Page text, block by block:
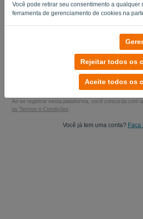
Você pode retirar seu consentimento a qualquer
ferramenta de gerenciamento de cookies na
Rejeitar todos os
Aceite todos os
Sim, eu posso postar minhas atualizações
Comece seu teste
Não é necessário cartão de crédito
Sem condições! 100% livre de compromisso
Seus dados estão 100% seguros
Ao se registrar nesta plataforma, você concorda com a
os Termos e Condições
Você já tem uma conta? Faça